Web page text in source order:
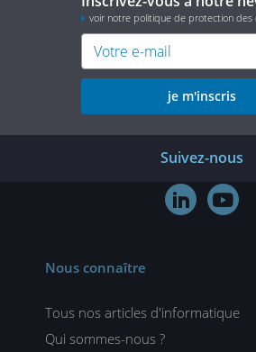
voir notre politique de protection des
je m'inscris
Suivez-nous
 
Nous connaître
Tous nos articles d'informatique
Qui sommes-nous ?